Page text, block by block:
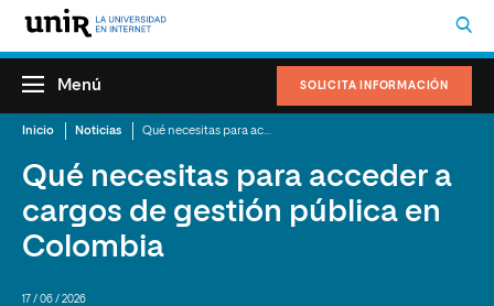
SOLICITA INFORMACIÓN
Menú
Inicio Noticias
Qué necesitas para acceder a
cargos de gestión pública en
Colombia
17 / 06 / 2026